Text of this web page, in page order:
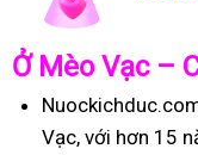
Ở Mèo Vạc –
Vạc, với hơn 15